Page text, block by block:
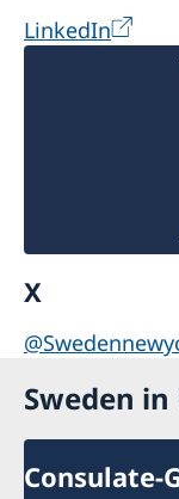
LinkedIn
X
Sweden in
Consulate-